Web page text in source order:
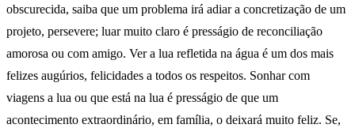
obscurecida, saiba que um problema irá adiar a concretização de um
projeto, persevere; luar muito claro é presságio de reconciliação
amorosa ou com amigo. Ver a lua refletida na água é um dos mais
felizes augúrios, felicidades a todos os respeitos. Sonhar com
viagens a lua ou que está na lua é presságio de que um
acontecimento extraordinário, em família, o deixará muito feliz. Se,